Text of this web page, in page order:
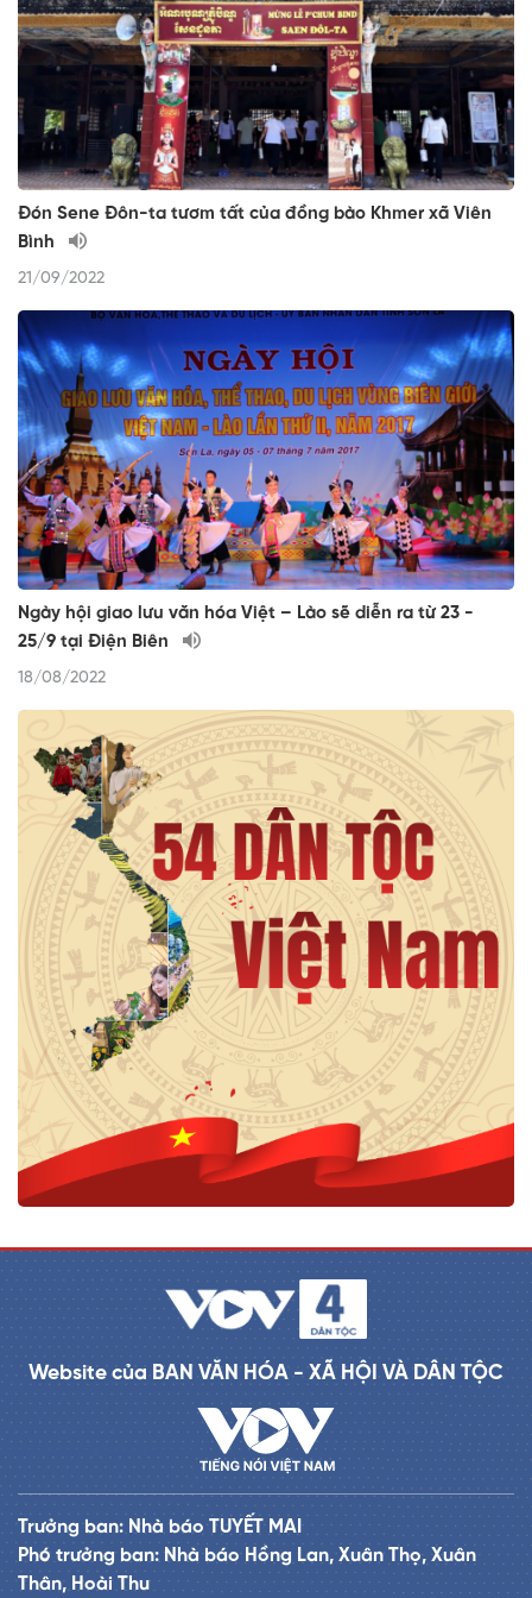
Đón Sene Đôn-ta tươm tất của đồng bào Khmer xã Viên
Bình
21/09/2022
Ngày hội giao lưu văn hóa Việt – Lào sẽ diễn ra từ 23 -
25/9 tại Điện Biên
18/08/2022
Website của BAN VĂN HÓA - XÃ HỘI VÀ DÂN TỘC
Trưởng ban: Nhà báo TUYẾT MAI
Phó trưởng ban: Nhà báo Hồng Lan, Xuân Thọ, Xuân
Thân, Hoài Thu